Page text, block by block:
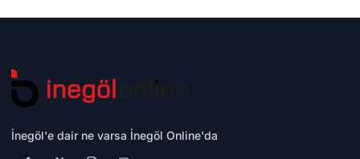
İnegöl'e dair ne varsa İnegöl Online'da